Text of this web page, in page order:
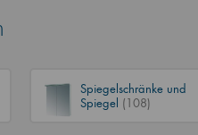
Spiegelschränke und
Spiegel (108)